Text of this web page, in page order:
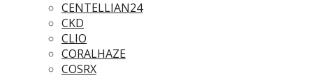
CENTELLIAN24
CKD
CLIO
CORALHAZE
COSRX